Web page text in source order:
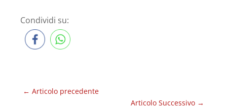
Condividi su:
← Articolo precedente
Articolo Successivo →